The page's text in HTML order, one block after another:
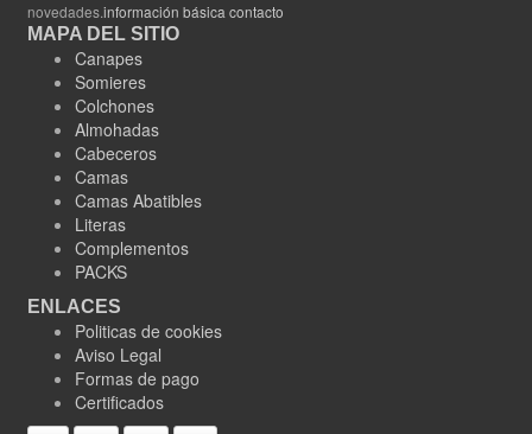
novedades.información básica contacto
MAPA DEL SITIO
Canapes
Somieres
Colchones
Almohadas
Cabeceros
Camas
Camas Abatibles
Literas
Complementos
PACKS
ENLACES
Politicas de cookies
Aviso Legal
Formas de pago
Certificados